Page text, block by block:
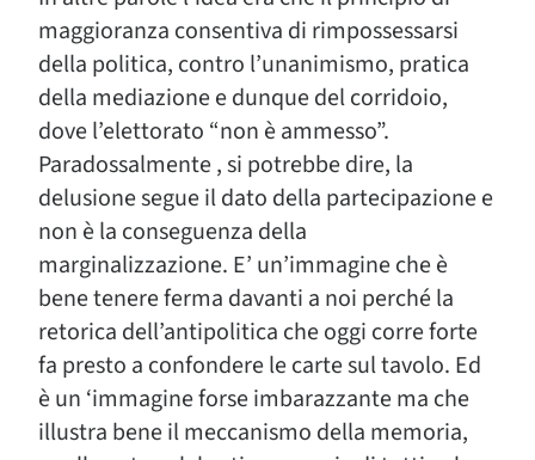
maggioranza consentiva di rimpossessarsi
della politica, contro l’unanimismo, pratica
della mediazione e dunque del corridoio,
dove l’elettorato “non è ammesso”.
Paradossalmente , si potrebbe dire, la
delusione segue il dato della partecipazione e
non è la conseguenza della
marginalizzazione. E’ un’immagine che è
bene tenere ferma davanti a noi perché la
retorica dell’antipolitica che oggi corre forte
fa presto a confondere le carte sul tavolo. Ed
è un ‘immagine forse imbarazzante ma che
illustra bene il meccanismo della memoria,